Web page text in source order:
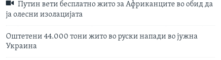
Путин вети бесплатно жито за Африканците во обид да
ја олесни изолацијата
Оштетени 44.000 тони жито во руски напади во јужна
Украина